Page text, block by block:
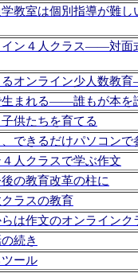
教室は個別指導が難
ン４人クラス――対面
オンライン少人数教
まれる――誰もが本を
供たちを育てる
できるだけパソコンで
人クラスで学ぶ作文
の教育改革の柱に
ラスの教育
は作文のオンラインク
続き
ール